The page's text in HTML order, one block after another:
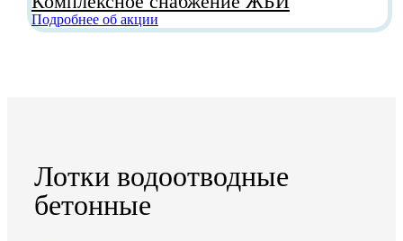
Подробнее об акции
Лотки водоотводные
бетонные